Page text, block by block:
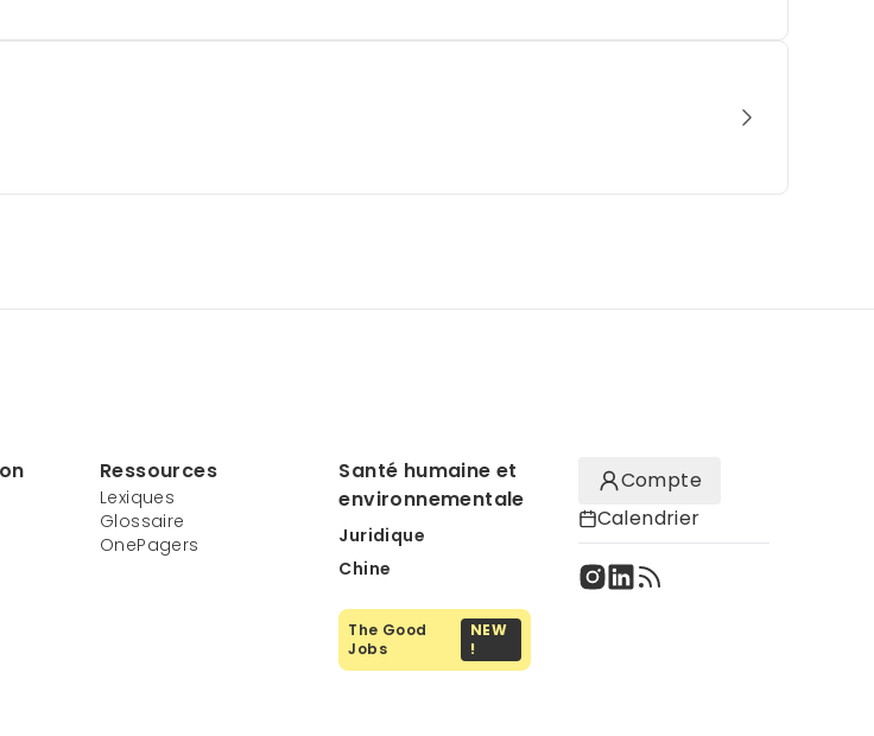
Ressources
Lexiques
Glossaire
OnePagers
Santé humaine et
environnementale
Juridique
Chine
The Good
Jobs
NEW
!
Compte
Calendrier